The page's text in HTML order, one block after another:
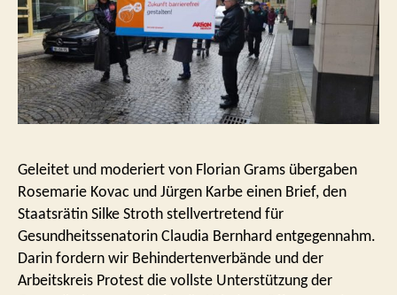
Geleitet und moderiert von Florian Grams übergaben
Rosemarie Kovac und Jürgen Karbe einen Brief, den
Staatsrätin Silke Stroth stellvertretend für
Gesundheitssenatorin Claudia Bernhard entgegennahm.
Darin fordern wir Behindertenverbände und der
Arbeitskreis Protest die vollste Unterstützung der